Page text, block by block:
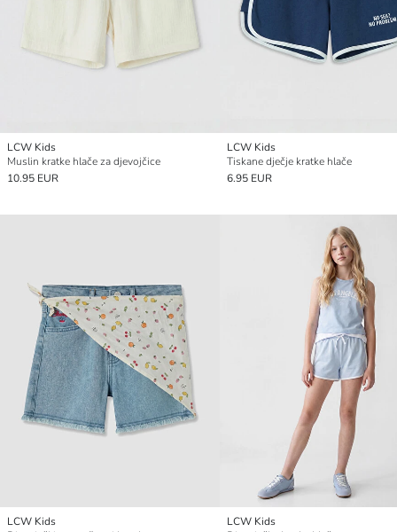
LCW Kids
Muslin kratke hlače za djevojčice
10.95 EUR
LCW Kids
Tiskane dječje kratke hlače
6.95 EUR
LCW Kids
LCW Kids